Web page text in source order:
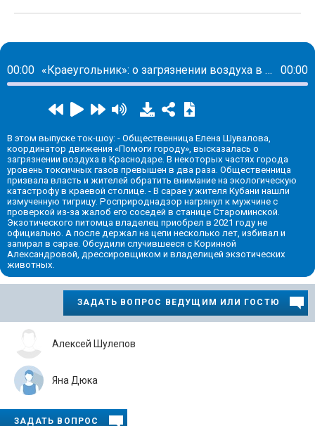
00:00 «Краеугольник»: о загрязнении воздуха в Краснодаре и замученном тигре в частном доме 00:00
В этом выпуске ток-шоу: - Общественница Елена Шувалова,
координатор движения «Помоги городу», высказалась о
загрязнении воздуха в Краснодаре. В некоторых частях города
уровень токсичных газов превышен в два раза. Общественница
призвала власть и жителей обратить внимание на экологическую
катастрофу в краевой столице. - В сарае у жителя Кубани нашли
измученную тигрицу. Росприроднадзор нагрянул к мужчине с
проверкой из-за жалоб его соседей в станице Староминской.
Экзотического питомца владелец приобрел в 2021 году не
официально. А после держал на цепи несколько лет, избивал и
запирал в сарае. Обсудили случившееся с Коринной
Александровой, дрессировщиком и владелицей экзотических
животных.
ЗАДАТЬ ВОПРОС ВЕДУЩИМ ИЛИ ГОСТЮ
Алексей Шулепов
Яна Дюка
ЗАДАТЬ ВОПРОС